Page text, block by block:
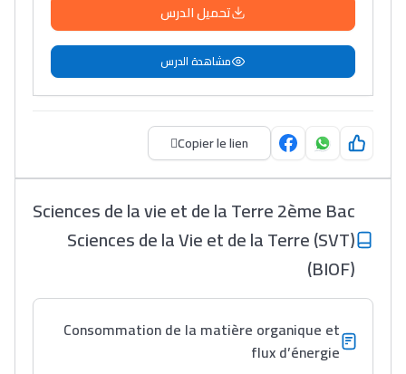
تحميل الدرس
مشاهدة الدرس
Copier le lien
Sciences de la vie et de la Terre 2ème Bac
Sciences de la Vie et de la Terre (SVT)
(BIOF)
Consommation de la matière organique et
flux d’énergie